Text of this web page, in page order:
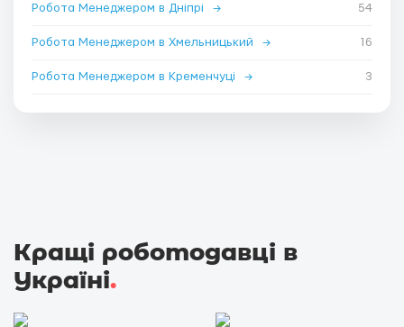
Робота Менеджером в Дніпрі → 54
Робота Менеджером в Хмельницький → 16
Робота Менеджером в Кременчуці → 3
Кращі роботодавці в
Україні.